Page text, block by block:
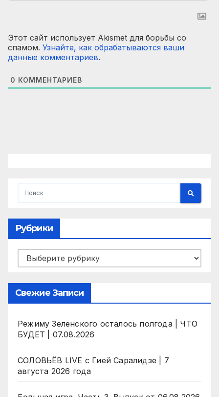
Этот сайт использует Akismet для борьбы со
спамом. Узнайте, как обрабатываются ваши
данные комментариев.
0 КОММЕНТАРИЕВ
Рубрики
Рубрики
Свежие Записи
Режиму Зеленского осталось полгода | ЧТО
БУДЕТ | 07.08.2026
СОЛОВЬЁВ LIVE с Гией Саралидзе | 7
августа 2026 года